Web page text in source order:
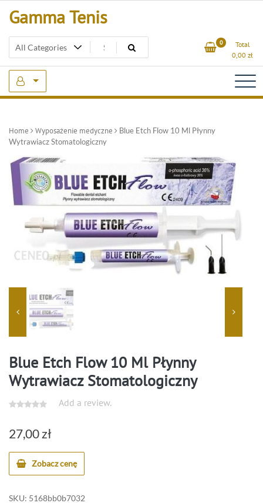
Gamma Tenis
0
Total
0,00 zł
Home Wyposażenie medyczne
Blue Etch Flow 10 Ml Płynny
Wytrawiacz Stomatologiczny
Blue Etch Flow 10 Ml Płynny
Wytrawiacz Stomatologiczny
Add a review.
27,00 zł
Zobacz cenę
SKU: 5168bb0b7032